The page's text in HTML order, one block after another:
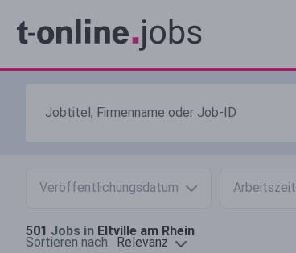
Veröffentlichungsdatum Arbeitszeit
501 Jobs in Eltville am Rhein
Sortieren nach: Relevanz